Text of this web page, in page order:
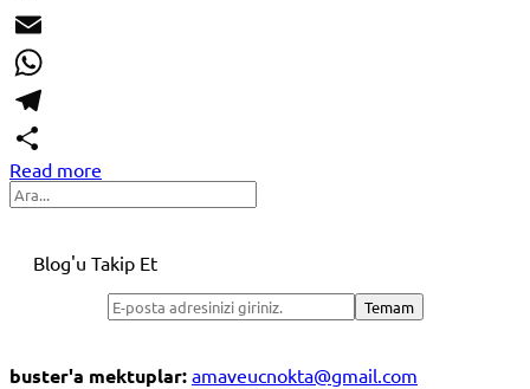
Twitter
Email
WhatsApp
Telegram
Share
Read more
Search
Blog'u Takip Et
buster'a mektuplar: amaveucnokta@gmail.com